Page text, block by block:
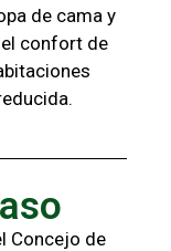
de cama y
confort de
Concejo de